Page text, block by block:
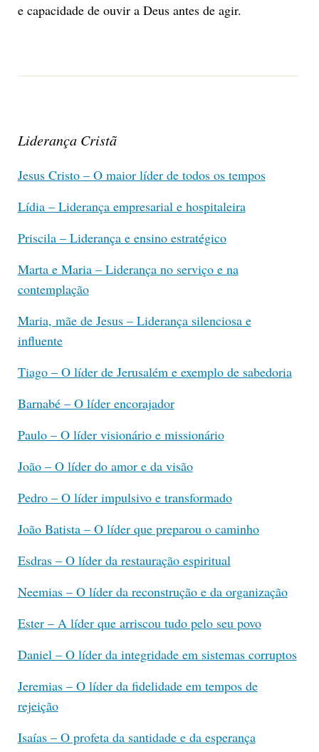
e capacidade de ouvir a Deus antes de agir.
Liderança Cristã
Jesus Cristo – O maior líder de todos os tempos
Lídia – Liderança empresarial e hospitaleira
Priscila – Liderança e ensino estratégico
Marta e Maria – Liderança no serviço e na
contemplação
Maria, mãe de Jesus – Liderança silenciosa e
influente
Tiago – O líder de Jerusalém e exemplo de sabedoria
Barnabé – O líder encorajador
Paulo – O líder visionário e missionário
João – O líder do amor e da visão
Pedro – O líder impulsivo e transformado
João Batista – O líder que preparou o caminho
Esdras – O líder da restauração espiritual
Neemias – O líder da reconstrução e da organização
Ester – A líder que arriscou tudo pelo seu povo
Daniel – O líder da integridade em sistemas corruptos
Jeremias – O líder da fidelidade em tempos de
rejeição
Isaías – O profeta da santidade e da esperança